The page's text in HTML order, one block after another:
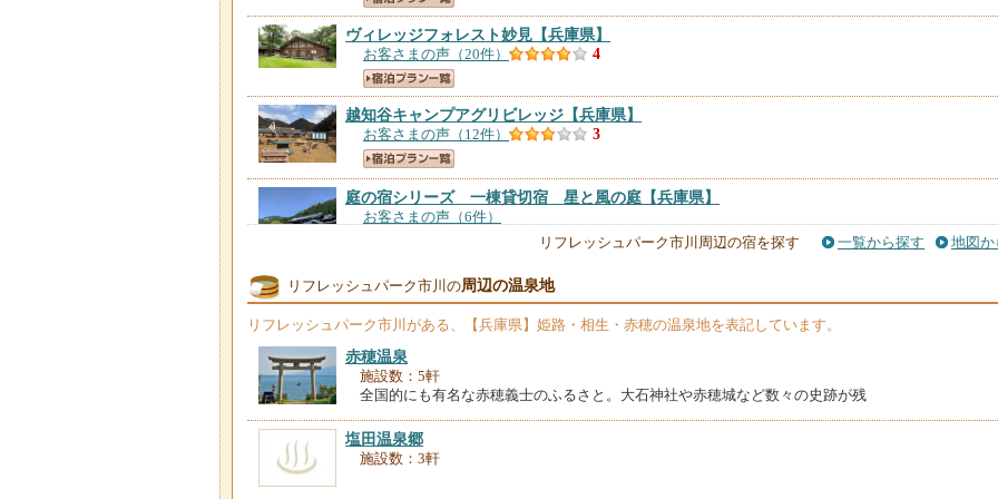
ヴィレッジフォレスト妙見 【兵庫県】
お客さまの声（20件） 4
越知谷キャンプアグリビレッジ 【兵庫県】
お客さまの声（12件） 3
庭の宿シリーズ 一棟貸切宿 星と風の庭 【兵庫県】
お客さまの声（6件）
リフレッシュパーク市川周辺の宿を探す
一覧から探す 地図か
リフレッシュパーク市川の周辺の温泉地
リフレッシュパーク市川 がある、【兵庫県】姫路・相生・赤穂の温泉地を表記しています。
赤穂温泉
施設数：5軒
全国的にも有名な赤穂義士のふるさと。大石神社や赤穂城など数々の史跡が残
塩田温泉郷
施設数：3軒